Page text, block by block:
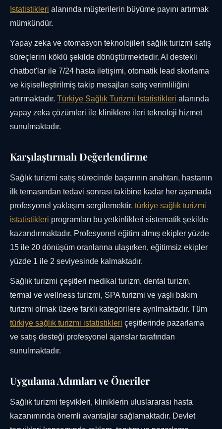
Istatistikleri alanında müşterilerin büyüme payını artırmak
mümkündür.
Yapay zeka ve otomasyon teknolojileri sağlık turizmi satış
süreçlerini köklü şekilde dönüştürmektedir. AI destekli
chatbot'lar ile 7/24 hasta iletişimi, otomatik lead skorlama
ve kişiselleştirilmiş takip mesajları satış verimliliğini
artırmaktadır. Türkiye Sağlık Turizmi Istatistikleri alanında
yapay zeka çözümleri ile kliniklere ileri teknoloji hizmet
sunulmaktadır.
Karşılaştırmalı Değerlendirme
Sağlık turizmi satış sürecinde başarının anahtarı, hastanın
ilk temasından tedavi sonrası takibine kadar her aşamada
profesyonel yaklaşım sergilemektir. türkiye sağlık turizmi
istatistikleri programları bu yetkinlikleri sistematik şekilde
kazandırmaktadır. Profesyonel eğitim almış ekipler yüzde
15 ile 20 dönüşüm oranlarına ulaşırken, eğitimsiz ekipler
yüzde 1 ile 2 seviyesinde kalmaktadır.
Sağlık turizmi çeşitleri medikal turizm, dental turizm,
termal ve wellness turizmi, SPA turizmi ve yaşlı bakım
turizmi olmak üzere farklı kategorilere ayrılmaktadır. Tüm
türkiye sağlık turizmi istatistikleri çeşitlerinde pazarlama
ve satış desteği profesyonel ajanslar tarafından
sunulmaktadır.
Uygulama Adımları ve Öneriler
Sağlık turizmi teşvikleri, kliniklerin uluslararası hasta
kazanımında önemli avantajlar sağlamaktadır. Devlet